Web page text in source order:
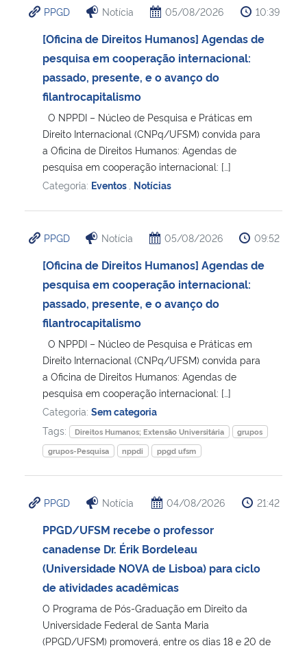
Ministério da Cidadania
Ministério da Saúde
Ministério de Minas e Energia
Ministério da Ciência, Tecnologia, Inovações e Comunicações
Ministério do Meio Ambiente
Ministério do Turismo
Ministério do Desenvolvimento Regional
Controladoria-Geral da União
Ministério da Mulher, da Família e dos Direitos Humanos
Secretaria-Geral
Secretaria de Governo
Gabinete de Segurança Institucional
Advocacia-Geral da União
PPGD Notícia 05/08/2026 10:39
[Oficina de Direitos Humanos] Agendas de
pesquisa em cooperação internacional:
passado, presente, e o avanço do
filantrocapitalismo
O NPPDI – Núcleo de Pesquisa e Práticas em
Direito Internacional (CNPq/UFSM) convida para
a Oficina de Direitos Humanos: Agendas de
pesquisa em cooperação internacional: […]
Categoria: Eventos Notícias
PPGD Notícia 05/08/2026 09:52
[Oficina de Direitos Humanos] Agendas de
pesquisa em cooperação internacional:
passado, presente, e o avanço do
filantrocapitalismo
O NPPDI – Núcleo de Pesquisa e Práticas em
Direito Internacional (CNPq/UFSM) convida para
a Oficina de Direitos Humanos: Agendas de
pesquisa em cooperação internacional: […]
Categoria: Sem categoria
Tags:
Direitos Humanos; Extensão Universitária
grupos
grupos-Pesquisa
nppdi ppgd ufsm
PPGD Notícia 04/08/2026 21:42
PPGD/UFSM recebe o professor
canadense Dr. Érik Bordeleau
(Universidade NOVA de Lisboa) para ciclo
de atividades acadêmicas
O Programa de Pós-Graduação em Direito da
Universidade Federal de Santa Maria
(PPGD/UFSM) promoverá, entre os dias 18 e 20 de